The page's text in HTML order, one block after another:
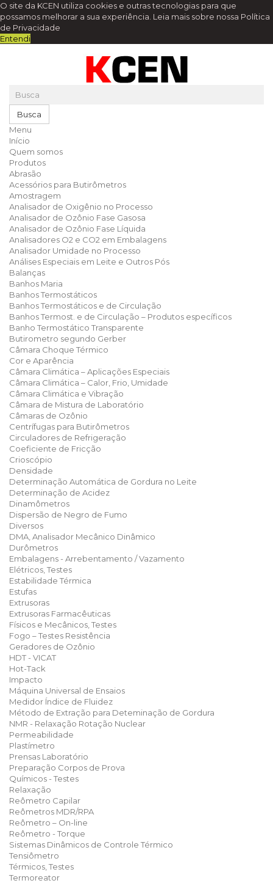
O site da KCEN utiliza cookies e outras tecnologias para que
possamos melhorar a sua experiência. Leia mais sobre nossa Política
de Privacidade
Entendi
Busca
Menu
Início
Quem somos
Produtos
Abrasão
Acessórios para Butirômetros
Amostragem
Analisador de Oxigênio no Processo
Analisador de Ozônio Fase Gasosa
Analisador de Ozônio Fase Líquida
Analisadores O2 e CO2 em Embalagens
Analisador Umidade no Processo
Análises Especiais em Leite e Outros Pós
Balanças
Banhos Maria
Banhos Termostáticos
Banhos Termostáticos e de Circulação
Banhos Termost. e de Circulação – Produtos específicos
Banho Termostático Transparente
Butirometro segundo Gerber
Câmara Choque Térmico
Cor e Aparência
Câmara Climática – Aplicações Especiais
Câmara Climática – Calor, Frio, Umidade
Câmara Climática e Vibração
Câmara de Mistura de Laboratório
Câmaras de Ozônio
Centrífugas para Butirômetros
Circuladores de Refrigeração
Coeficiente de Fricção
Crioscópio
Densidade
Determinação Automática de Gordura no Leite
Determinação de Acidez
Dinamômetros
Dispersão de Negro de Fumo
Diversos
DMA, Analisador Mecânico Dinâmico
Durômetros
Embalagens - Arrebentamento / Vazamento
Elétricos, Testes
Estabilidade Térmica
Estufas
Extrusoras
Extrusoras Farmacêuticas
Físicos e Mecânicos, Testes
Fogo – Testes Resistência
Geradores de Ozônio
HDT - VICAT
Hot-Tack
Impacto
Máquina Universal de Ensaios
Medidor Índice de Fluidez
Método de Extração para Deteminação de Gordura
NMR - Relaxação Rotação Nuclear
Permeabilidade
Plastímetro
Prensas Laboratório
Preparação Corpos de Prova
Químicos - Testes
Relaxação
Reômetro Capilar
Reômetros MDR/RPA
Reômetro – On-line
Reômetro - Torque
Sistemas Dinâmicos de Controle Térmico
Tensiômetro
Térmicos, Testes
Termoreator